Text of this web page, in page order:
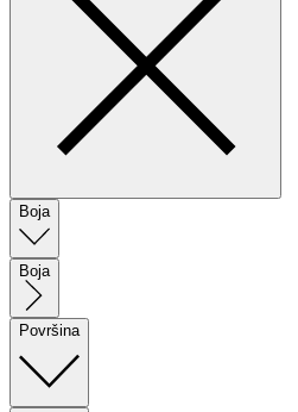
Boja
Boja
Površina